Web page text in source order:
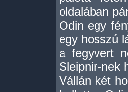
oldalában
Odin egy
egy hosszú
a fegyvert
Sleipnir-nek
Vállán két